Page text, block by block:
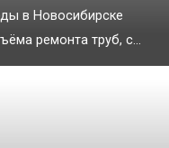
в Новосибирске
ремонта труб, с...